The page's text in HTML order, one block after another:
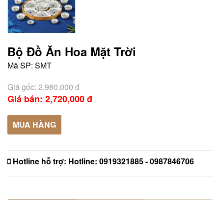
Bộ Đồ Ăn Hoa Mặt Trời
Mã SP: SMT
Giá gốc: 2,980,000 đ
Giá bán: 2,720,000 đ
MUA HÀNG
Hotline hỗ trợ: Hotline: 0919321885 - 0987846706